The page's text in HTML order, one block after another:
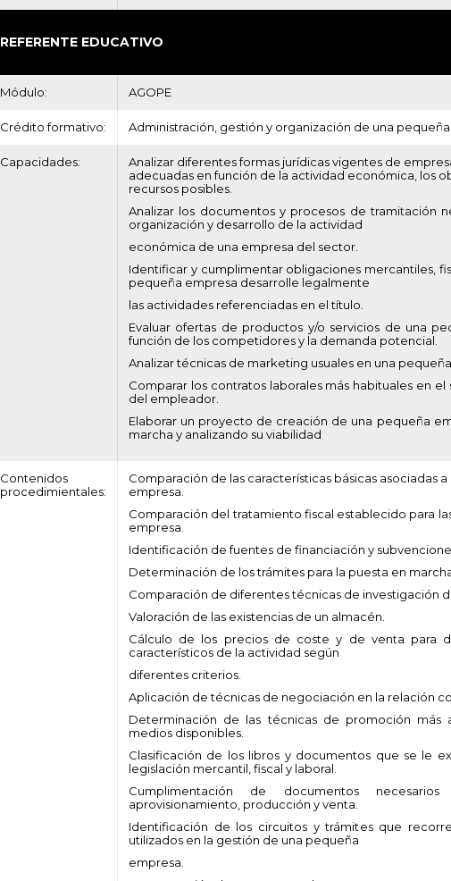
REFERENTE EDUCATIVO
Módulo: AGOPE
Crédito formativo: Administración, gestión y organización de una
Capacidades:
Analizar diferentes formas jurídicas vigentes de
adecuadas en función de la actividad económica, los
recursos posibles.
Analizar los documentos y procesos de tramitación
organización y desarrollo de la actividad
económica de una empresa del sector.
Identificar y cumplimentar obligaciones mercantiles,
pequeña empresa desarrolle legalmente
las actividades referenciadas en el título.
Evaluar ofertas de productos y/o servicios de una
función de los competidores y la demanda potencial.
Analizar técnicas de marketing usuales en una
Comparar los contratos laborales más habituales en
del empleador.
Elaborar un proyecto de creación de una pequeña
marcha y analizando su viabilidad
Contenidos
procedimientales:
Comparación de las características básicas asociadas
empresa.
Comparación del tratamiento fiscal establecido para
empresa.
Identificación de fuentes de financiación y
Determinación de los trámites para la puesta en
Comparación de diferentes técnicas de investigación
Valoración de las existencias de un almacén.
Cálculo de los precios de coste y de venta para
característicos de la actividad según
diferentes criterios.
Aplicación de técnicas de negociación en la relación
Determinación de las técnicas de promoción más
medios disponibles.
Clasificación de los libros y documentos que se le
legislación mercantil, fiscal y laboral.
Cumplimentación de documentos
aprovisionamiento, producción y venta.
Identificación de los circuitos y trámites que
utilizados en la gestión de una pequeña
empresa.